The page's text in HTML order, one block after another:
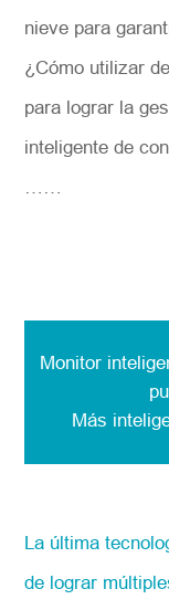
nieve para
¿Cómo utilizar
para lograr la
inteligente de
Monitor
Más
La última
de lograr